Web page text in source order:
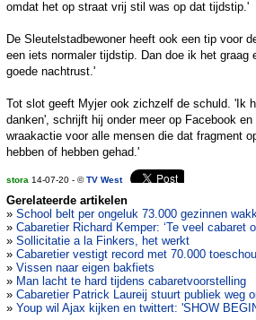
omdat het op straat vrij stil was op dat tijdstip.'
De Sleutelstadbewoner heeft ook een tip voor
een iets normaler tijdstip. Dan doe ik het graag
goede nachtrust.'
Tot slot geeft Myjer ook zichzelf de schuld. 'Ik
danken', schrijft hij onder meer op Facebook
wraakactie voor alle mensen die dat fragment
hebben of hebben gehad.'
stora 14-07-20 - ©TV West
Gerelateerde artikelen
» School belt per ongeluk 73.000 gezinnen
» Cabaretier Richard Kemper: ‘Te veel cabaret
» Sollicitatie a la Finkers, het werkt
» Cabaretier vestigt record met 70.000
» Vissen naar eigen bakfiets
» Man lacht te hard tijdens cabaretvoorstelling
» Cabaretier Patrick Laureij stuurt publiek weg
» Youp wil Ajax kijken en twittert: 'SHOW